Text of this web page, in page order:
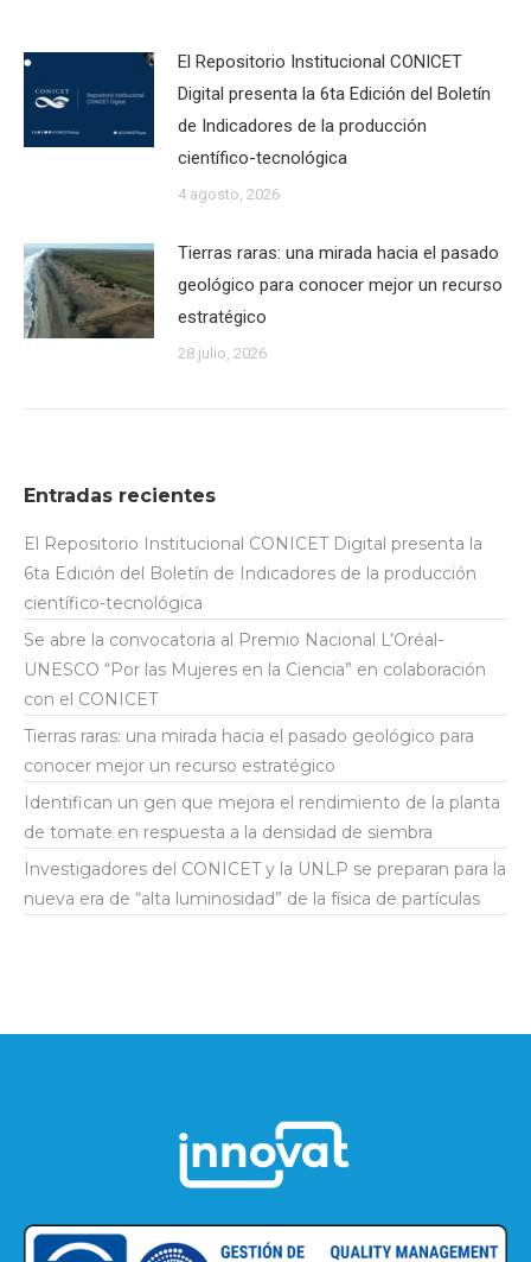
El Repositorio Institucional CONICET
Digital presenta la 6ta Edición del Boletín
de Indicadores de la producción
científico-tecnológica
4 agosto, 2026
Tierras raras: una mirada hacia el pasado
geológico para conocer mejor un recurso
estratégico
28 julio, 2026
Entradas recientes
El Repositorio Institucional CONICET Digital presenta la
6ta Edición del Boletín de Indicadores de la producción
científico-tecnológica
Se abre la convocatoria al Premio Nacional L’Oréal-
UNESCO “Por las Mujeres en la Ciencia” en colaboración
con el CONICET
Tierras raras: una mirada hacia el pasado geológico para
conocer mejor un recurso estratégico
Identifican un gen que mejora el rendimiento de la planta
de tomate en respuesta a la densidad de siembra
Investigadores del CONICET y la UNLP se preparan para la
nueva era de “alta luminosidad” de la física de partículas